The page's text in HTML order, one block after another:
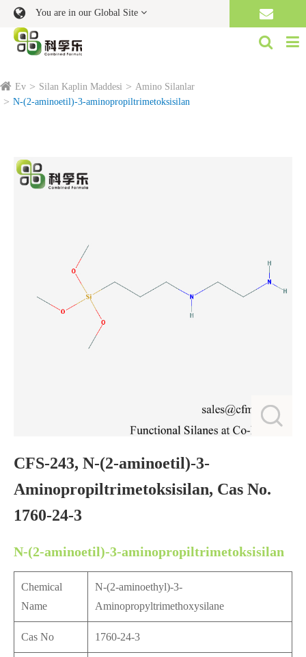
You are in our Global Site
Ev Silan Kaplin Maddesi
Amino Silanlar
N-(2-aminoetil)-3-aminopropiltrimetoksisilan
CFS-243, N-(2-aminoetil)-3-
Aminopropiltrimetoksisilan, Cas No.
1760-24-3
N-(2-aminoetil)-3-aminopropiltrimetoksisilan
Chemical
Name
N-(2-aminoethyl)-3-
Aminopropyltrimethoxysilane
Cas No 1760-24-3